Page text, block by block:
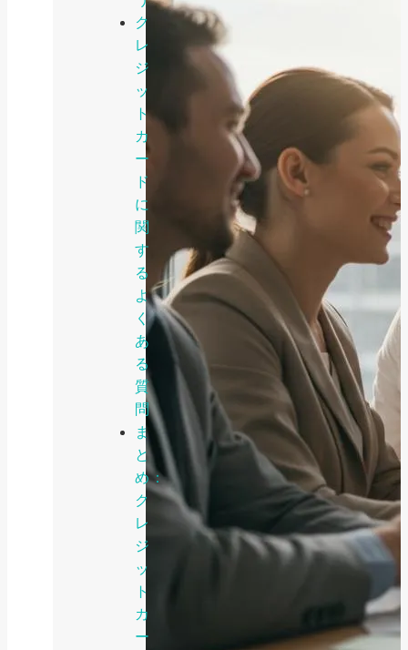
ク
レ
ジ
ッ
ト
カ
ー
ド
に
関
す
る
よ
く
あ
る
質
問
ま
と
め：
ク
レ
ジ
ッ
ト
カ
ー